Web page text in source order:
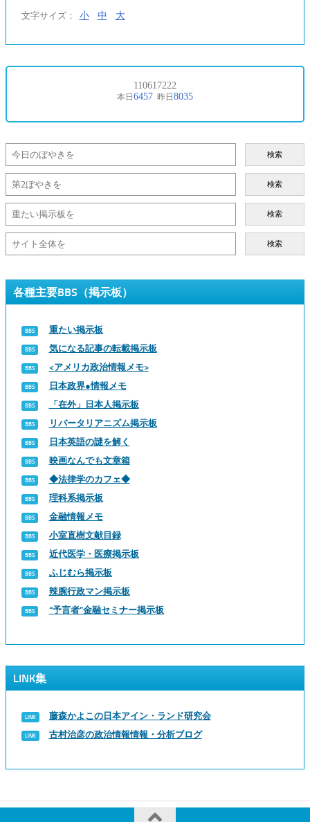
文字サイズ： 小 中 大
検索
検索
検索
検索
各種主要BBS（掲示板）
重たい掲示板
気になる記事の転載掲示板
<アメリカ政治情報メモ>
日本政界●情報メモ
「在外」日本人掲示板
リバータリアニズム掲示板
日本英語の謎を解く
映画なんでも文章箱
◆法律学のカフェ◆
理科系掲示板
金融情報メモ
小室直樹文献目録
近代医学・医療掲示板
ふじむら掲示板
辣腕行政マン掲示板
“予言者”金融セミナー掲示板
LINK集
藤森かよこの日本アイン・ランド研究会
古村治彦の政治情報情報・分析ブログ